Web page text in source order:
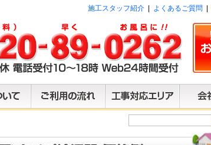
施工スタッフ紹介 よくあるご質問